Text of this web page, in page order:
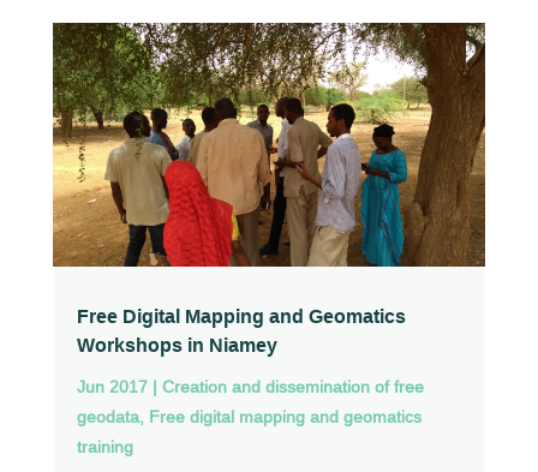
Free Digital Mapping and Geomatics
Workshops in Niamey
Jun 2017| Creation and dissemination of free
geodata, Free digital mapping and geomatics
training